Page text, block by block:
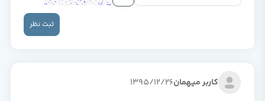
ثبت نظر
کاربر میهمان1395/12/26